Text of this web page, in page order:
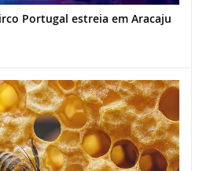
Portugal estreia em Aracaju